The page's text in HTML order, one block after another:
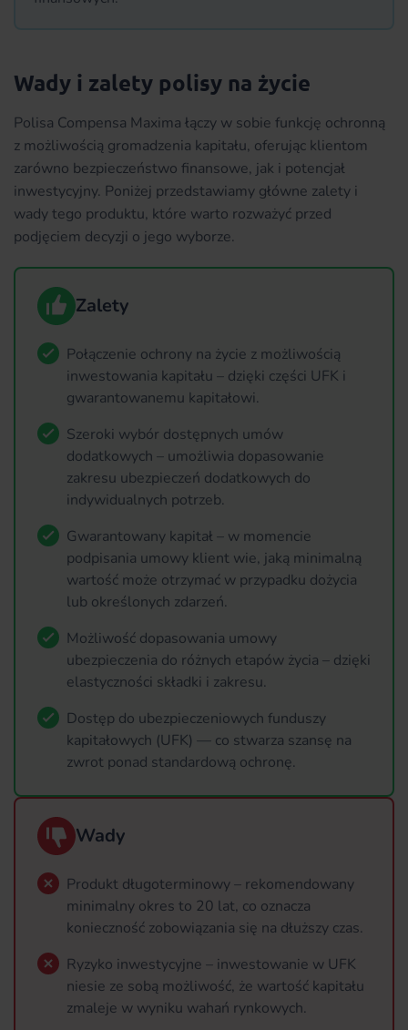
Wady i zalety polisy na życie
Polisa Compensa Maxima łączy w sobie funkcję ochronną
z możliwością gromadzenia kapitału, oferując klientom
zarówno bezpieczeństwo finansowe, jak i potencjał
inwestycyjny. Poniżej przedstawiamy główne zalety i
wady tego produktu, które warto rozważyć przed
podjęciem decyzji o jego wyborze.
Zalety
Połączenie ochrony na życie z możliwością
inwestowania kapitału – dzięki części UFK i
gwarantowanemu kapitałowi.
Szeroki wybór dostępnych umów
dodatkowych – umożliwia dopasowanie
zakresu ubezpieczeń dodatkowych do
indywidualnych potrzeb.
Gwarantowany kapitał – w momencie
podpisania umowy klient wie, jaką minimalną
wartość może otrzymać w przypadku dożycia
lub określonych zdarzeń.
Możliwość dopasowania umowy
ubezpieczenia do różnych etapów życia – dzięki
elastyczności składki i zakresu.
Dostęp do ubezpieczeniowych funduszy
kapitałowych (UFK) — co stwarza szansę na
zwrot ponad standardową ochronę.
Wady
Produkt długoterminowy – rekomendowany
minimalny okres to 20 lat, co oznacza
konieczność zobowiązania się na dłuższy czas.
Ryzyko inwestycyjne – inwestowanie w UFK
niesie ze sobą możliwość, że wartość kapitału
zmaleje w wyniku wahań rynkowych.